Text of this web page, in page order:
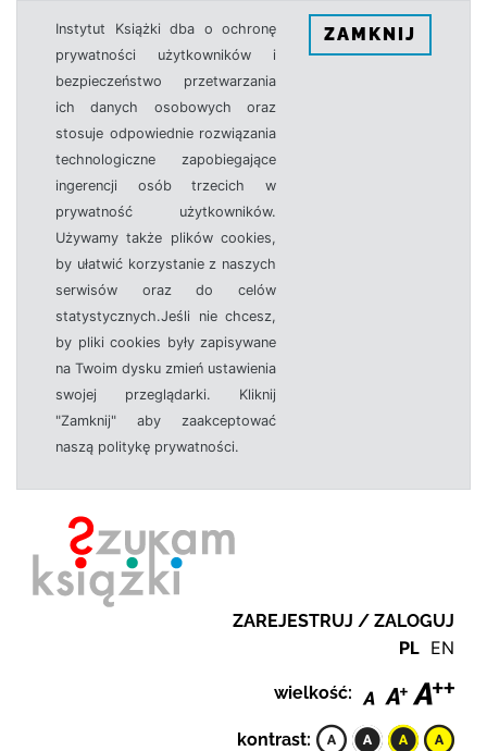
Instytut Książki dba o ochronę
prywatności użytkowników i
bezpieczeństwo przetwarzania
ich danych osobowych oraz
stosuje odpowiednie rozwiązania
technologiczne zapobiegające
ingerencji osób trzecich w
prywatność użytkowników.
Używamy także plików cookies,
by ułatwić korzystanie z naszych
serwisów oraz do celów
statystycznych.Jeśli nie chcesz,
by pliki cookies były zapisywane
na Twoim dysku zmień ustawienia
swojej przeglądarki. Kliknij
"Zamknij" aby zaakceptować
naszą politykę prywatności.
ZAMKNIJ
ZAREJESTRUJ / ZALOGUJ
PL EN
wielkość:
kontrast: